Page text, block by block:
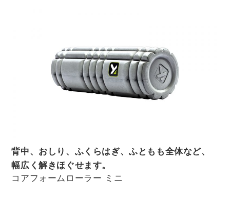
背中、おしり、ふくらはぎ、ふともも全体など、
幅広く解きほぐせます。
コアフォームローラー ミニ